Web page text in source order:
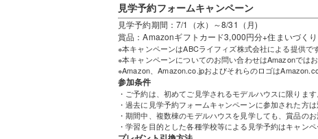
見学予約フォームキャンペーン
見学予約期間：7/1（水）～8/31（月)
賞品：Amazonギフトカード3,000円分+住まいづく
※本キャンペーンはABCライフィズ株式会社による提供です
※本キャンペーンについてのお問い合わせはAmazonではお
※Amazon、Amazon.co.jpおよびそれらのロゴは
参加条件
・ご予約は、初めてご見学されるモデルハウスに限ります
・過去に見学予約フォームキャンペーンに参加された方
・期間中、複数棟のモデルハウスを見学しても、賞品のお
・学習を目的とした各種学校等による見学予約はキャンペ